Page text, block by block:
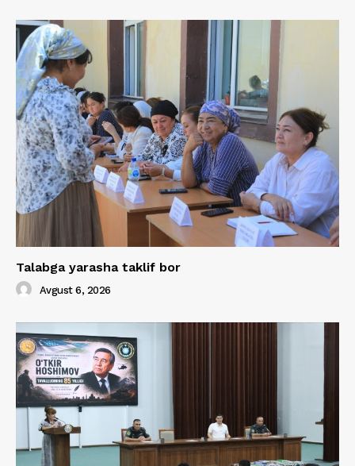
Talabga yarasha taklif bor
Avgust 6, 2026